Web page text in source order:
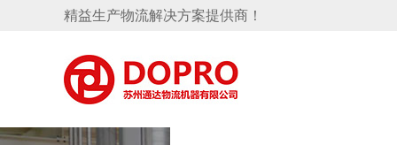
精益生产物流解决方案提供商！